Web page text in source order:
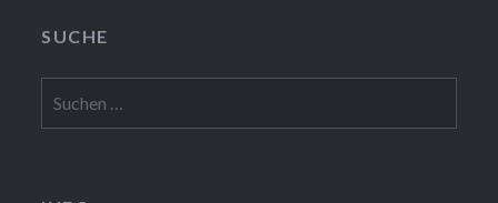
SUCHE
nach: